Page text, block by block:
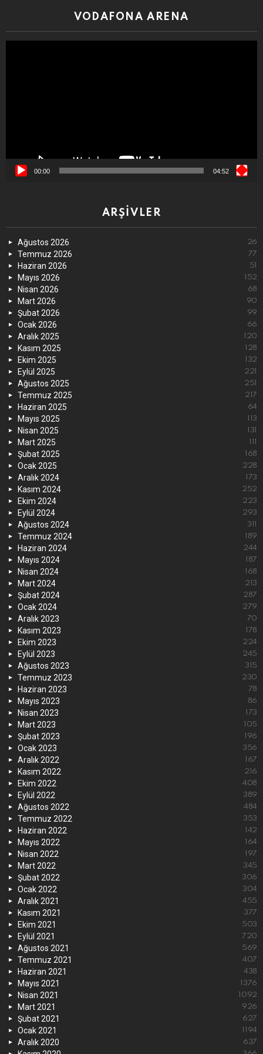
VODAFONA ARENA
00:00 04:52
ARŞIVLER
Ağustos 2026 26
Temmuz 2026 77
Haziran 2026 51
Mayıs 2026 152
Nisan 2026 68
Mart 2026 90
Şubat 2026 99
Ocak 2026 66
Aralık 2025 120
Kasım 2025 128
Ekim 2025 132
Eylül 2025 221
Ağustos 2025 251
Temmuz 2025 217
Haziran 2025 64
Mayıs 2025 113
Nisan 2025 131
Mart 2025 111
Şubat 2025 168
Ocak 2025 228
Aralık 2024 173
Kasım 2024 252
Ekim 2024 223
Eylül 2024 293
Ağustos 2024 311
Temmuz 2024 189
Haziran 2024 244
Mayıs 2024 187
Nisan 2024 168
Mart 2024 213
Şubat 2024 287
Ocak 2024 279
Aralık 2023 70
Kasım 2023 178
Ekim 2023 224
Eylül 2023 245
Ağustos 2023 315
Temmuz 2023 230
Haziran 2023 78
Mayıs 2023 86
Nisan 2023 173
Mart 2023 105
Şubat 2023 196
Ocak 2023 356
Aralık 2022 167
Kasım 2022 216
Ekim 2022 408
Eylül 2022 389
Ağustos 2022 484
Temmuz 2022 353
Haziran 2022 142
Mayıs 2022 164
Nisan 2022 197
Mart 2022 345
Şubat 2022 306
Ocak 2022 304
Aralık 2021 455
Kasım 2021 377
Ekim 2021 503
Eylül 2021 720
Ağustos 2021 569
Temmuz 2021 407
Haziran 2021 438
Mayıs 2021 1376
Nisan 2021 1092
Mart 2021 926
Şubat 2021 627
Ocak 2021 1194
Aralık 2020 637